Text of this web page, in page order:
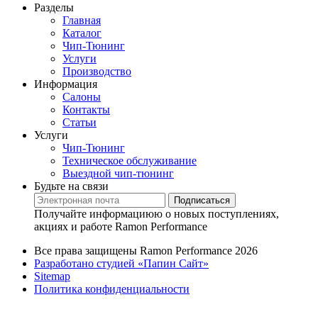
Разделы
Главная
Каталог
Чип-Тюнинг
Услуги
Производство
Информация
Салоны
Контакты
Статьи
Услуги
Чип-Тюнинг
Техническое обслуживание
Выездной чип-тюнинг
Будьте на связи
Подписаться
Получайте информациюю о новых поступлениях,
акциях и работе Ramon Performance
Все права защищены Ramon Performance 2026
Разработано студией «Папин Сайт»
Sitemap
Политика конфиденциальности